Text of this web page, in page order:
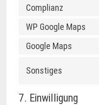
Complianz
WP Google Maps
Google Maps
Sonstiges
7. Einwilligung